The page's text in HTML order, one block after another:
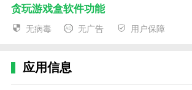
贪玩游戏盒软件功能
1。游戏管理:提供游戏的下载、安装、
2。离线挂机:玩家可以设置离线挂机的
无病毒 无广告 用户保障
应用信息